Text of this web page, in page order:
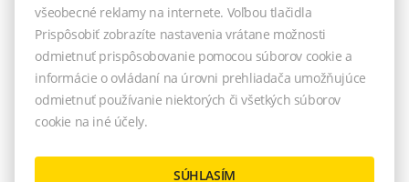
© 2026 - TOREA reality, s.r.o.
M. R. Štefánika 33 (vchod z Farskej ul.), Pezinok 902 01, E-mail:
NASTAVENIE COOKIES
všeobecné reklamy na internete. Voľbou tlačidla
Prispôsobiť zobrazíte nastavenia vrátane možnosti
odmietnuť prispôsobovanie pomocou súborov cookie a
informácie o ovládaní na úrovni prehliadača umožňujúce
odmietnuť používanie niektorých či všetkých súborov
cookie na iné účely.
SÚHLASÍM